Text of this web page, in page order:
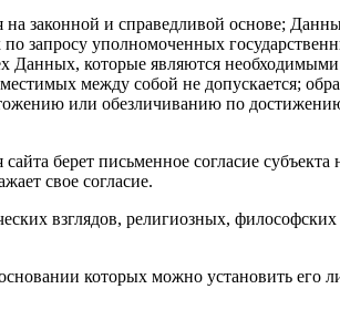
законной и справедливой основе;
запросу уполномоченных
Данных, которые являются
между собой не допускается;
или обезличиванию по
берет письменное согласие субъекта
свое согласие.
взглядов, религиозных,
которых можно установить его